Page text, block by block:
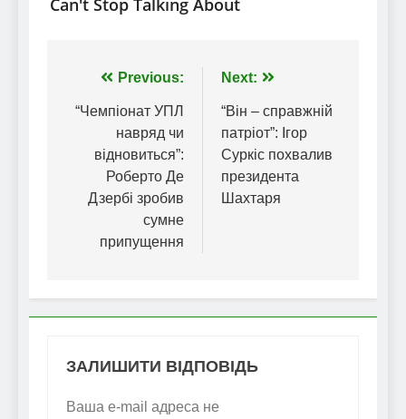
Навігація
записів
Previous:
“Чемпіонат УПЛ
навряд чи
відновиться”:
Роберто Де
Дзербі зробив
сумне
припущення
Next:
“Він – справжній
патріот”: Ігор
Суркіс похвалив
президента
Шахтаря
ЗАЛИШИТИ ВІДПОВІДЬ
Ваша e-mail адреса не